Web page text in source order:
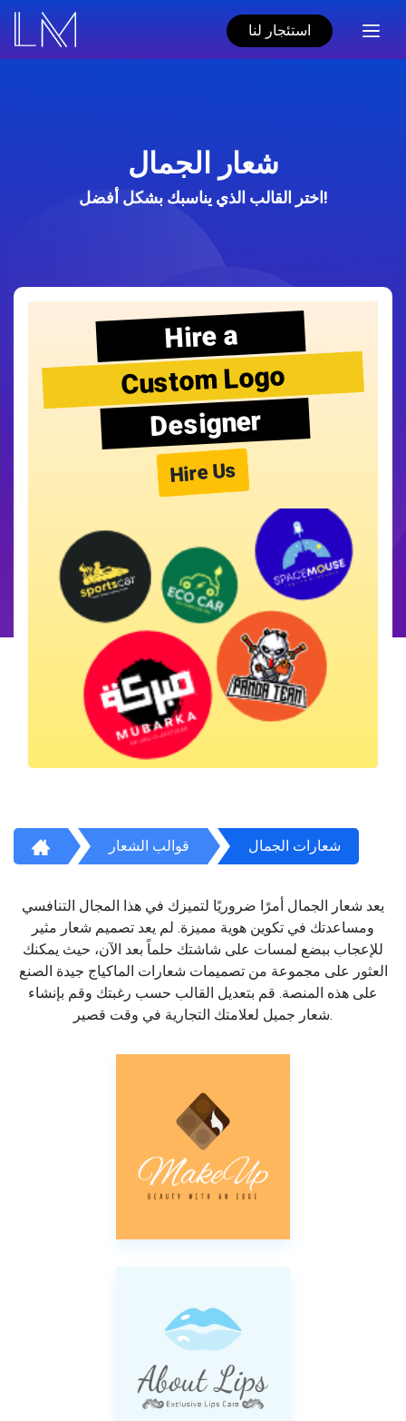
استئجار لنا
شعار الجمال
اختر القالب الذي يناسبك بشكل أفضل!
Hire a
Custom Logo
Designer
Hire Us
قوالب الشعار شعارات الجمال
يعد شعار الجمال أمرًا ضروريًا لتميزك في هذا المجال التنافسي
ومساعدتك في تكوين هوية مميزة. لم يعد تصميم شعار مثير
للإعجاب ببضع لمسات على شاشتك حلماً بعد الآن، حيث يمكنك
العثور على مجموعة من تصميمات شعارات الماكياج جيدة الصنع
على هذه المنصة. قم بتعديل القالب حسب رغبتك وقم بإنشاء
شعار جميل لعلامتك التجارية في وقت قصير.